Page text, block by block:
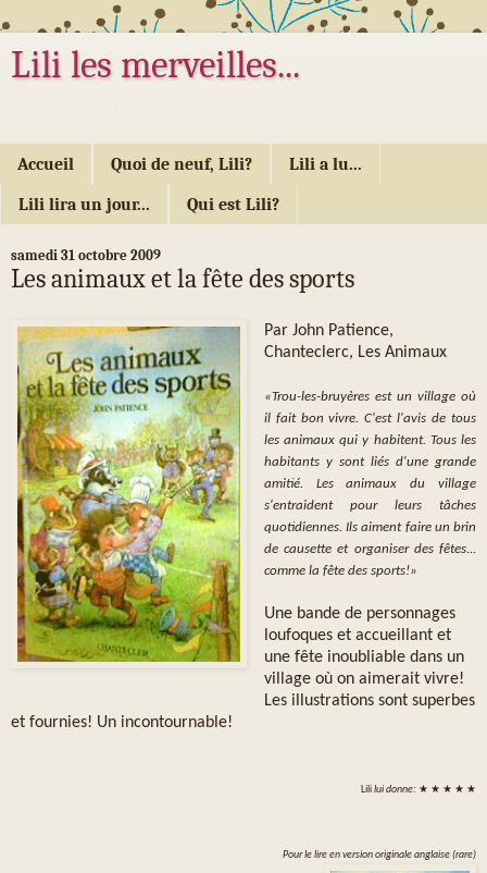
Lili les merveilles...
Accueil Quoi de neuf, Lili? Lili a lu...
Lili lira un jour... Qui est Lili?
samedi 31 octobre 2009
Les animaux et la fête des sports
Par John Patience,
Chanteclerc, Les Animaux
«Trou-les-bruyères est un village où
il fait bon vivre. C'est l'avis de tous
les animaux qui y habitent. Tous les
habitants y sont liés d'une grande
amitié. Les animaux du village
s'entraident pour leurs tâches
quotidiennes. Ils aiment faire un brin
de causette et organiser des fêtes...
comme la fête des sports!»
Une bande de personnages
loufoques et accueillant et
une fête inoubliable dans un
village où on aimerait vivre!
Les illustrations sont superbes
et fournies! Un incontournable!
Lililui donne: ★ ★ ★ ★ ★
Pour le lire en version originale anglaise (rare)